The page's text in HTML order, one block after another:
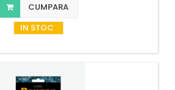
CUMPARA
IN STOC